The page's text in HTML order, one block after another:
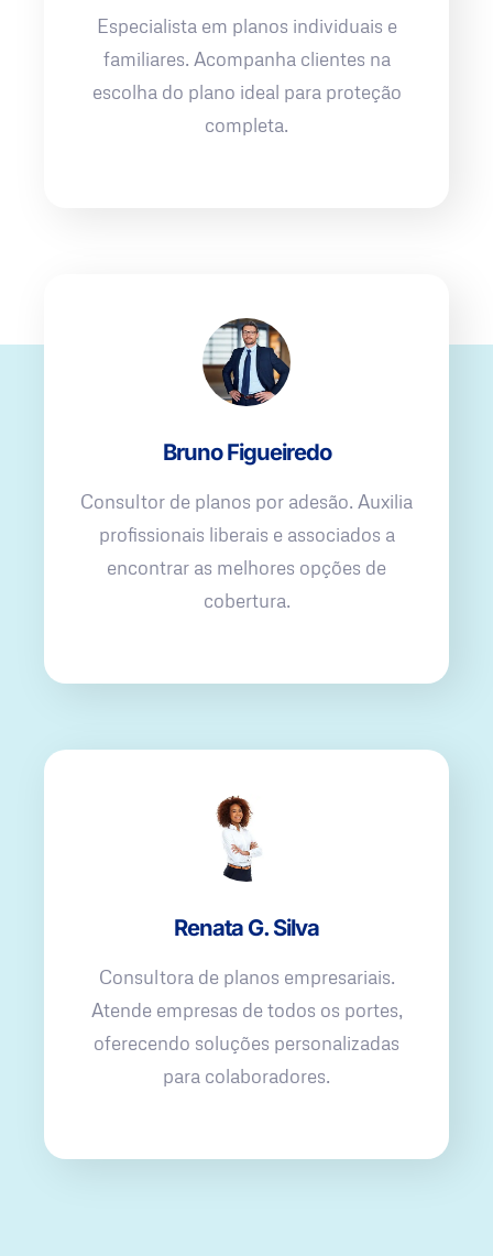
Especialista em planos individuais e
familiares. Acompanha clientes na
escolha do plano ideal para proteção
completa.
Bruno Figueiredo
Consultor de planos por adesão. Auxilia
profissionais liberais e associados a
encontrar as melhores opções de
cobertura.
Renata G. Silva
Consultora de planos empresariais.
Atende empresas de todos os portes,
oferecendo soluções personalizadas
para colaboradores.